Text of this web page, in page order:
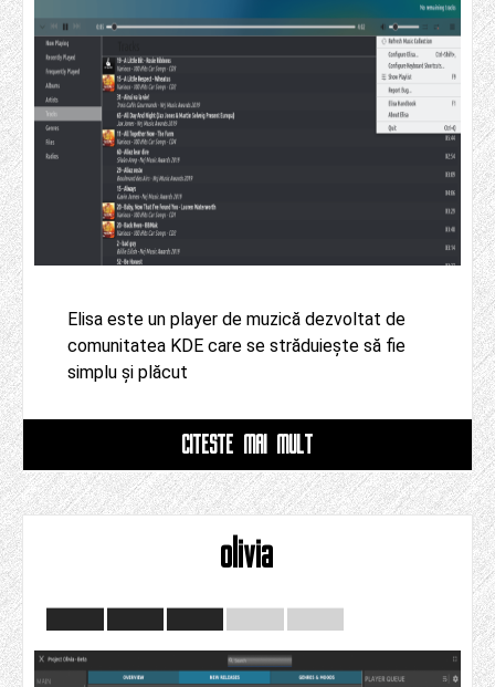
Elisa este un player de muzică dezvoltat de
comunitatea KDE care se străduiește să fie
simplu și plăcut
CITESTE MAI MULT
olivia